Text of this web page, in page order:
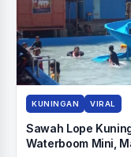
KUNINGAN VIRAL
Sawah Lope
Waterboom Mini,